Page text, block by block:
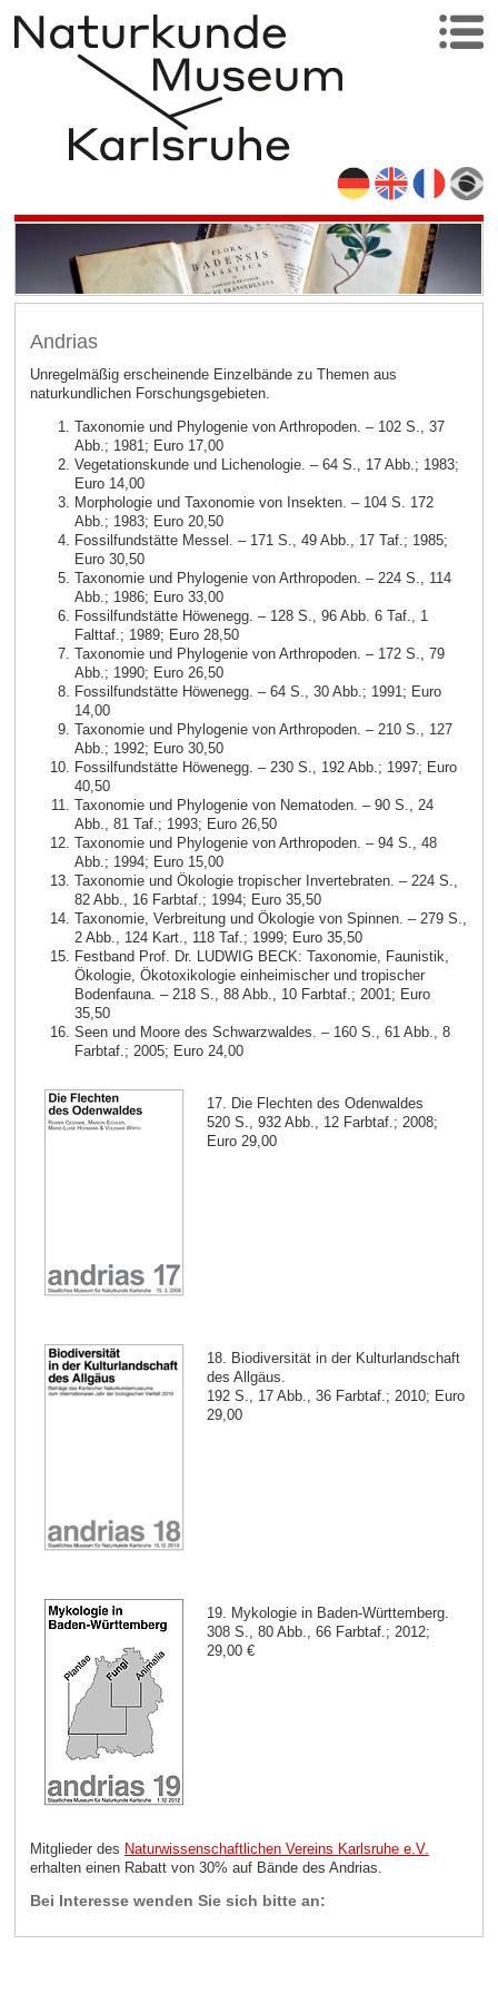
Andrias
Unregelmäßig erscheinende Einzelbände zu Themen aus
naturkundlichen Forschungsgebieten.
Taxonomie und Phylogenie von Arthropoden. – 102 S., 37
Abb.; 1981; Euro 17,00
Vegetationskunde und Lichenologie. – 64 S., 17 Abb.; 1983;
Euro 14,00
Morphologie und Taxonomie von Insekten. – 104 S. 172
Abb.; 1983; Euro 20,50
Fossilfundstätte Messel. – 171 S., 49 Abb., 17 Taf.; 1985;
Euro 30,50
Taxonomie und Phylogenie von Arthropoden. – 224 S., 114
Abb.; 1986; Euro 33,00
Fossilfundstätte Höwenegg. – 128 S., 96 Abb. 6 Taf., 1
Falttaf.; 1989; Euro 28,50
Taxonomie und Phylogenie von Arthropoden. – 172 S., 79
Abb.; 1990; Euro 26,50
Fossilfundstätte Höwenegg. – 64 S., 30 Abb.; 1991; Euro
14,00
Taxonomie und Phylogenie von Arthropoden. – 210 S., 127
Abb.; 1992; Euro 30,50
Fossilfundstätte Höwenegg. – 230 S., 192 Abb.; 1997; Euro
40,50
Taxonomie und Phylogenie von Nematoden. – 90 S., 24
Abb., 81 Taf.; 1993; Euro 26,50
Taxonomie und Phylogenie von Arthropoden. – 94 S., 48
Abb.; 1994; Euro 15,00
Taxonomie und Ökologie tropischer Invertebraten. – 224 S.,
82 Abb., 16 Farbtaf.; 1994; Euro 35,50
Taxonomie, Verbreitung und Ökologie von Spinnen. – 279 S.,
2 Abb., 124 Kart., 118 Taf.; 1999; Euro 35,50
Festband Prof. Dr. LUDWIG BECK: Taxonomie, Faunistik,
Ökologie, Ökotoxikologie einheimischer und tropischer
Bodenfauna. – 218 S., 88 Abb., 10 Farbtaf.; 2001; Euro
35,50
Seen und Moore des Schwarzwaldes. – 160 S., 61 Abb., 8
Farbtaf.; 2005; Euro 24,00
17. Die Flechten des Odenwaldes
520 S., 932 Abb., 12 Farbtaf.; 2008;
Euro 29,00
18. Biodiversität in der Kulturlandschaft
des Allgäus.
192 S., 17 Abb., 36 Farbtaf.; 2010; Euro
29,00
19. Mykologie in Baden-Württemberg.
308 S., 80 Abb., 66 Farbtaf.; 2012;
29,00 €
Mitglieder des Naturwissenschaftlichen Vereins Karlsruhe e.V.
erhalten einen Rabatt von 30% auf Bände des Andrias.
Bei Interesse wenden Sie sich bitte an: